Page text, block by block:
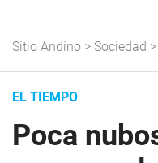
Sitio Andino > Sociedad >
EL TIEMPO
Poca